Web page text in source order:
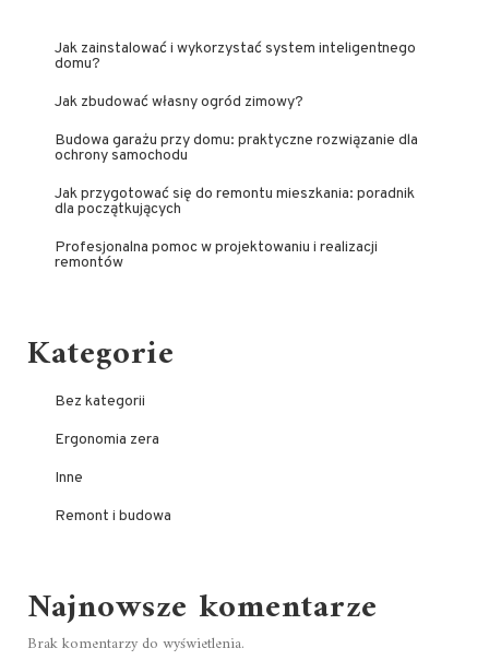
Jak zainstalować i wykorzystać system inteligentnego
domu?
Jak zbudować własny ogród zimowy?
Budowa garażu przy domu: praktyczne rozwiązanie dla
ochrony samochodu
Jak przygotować się do remontu mieszkania: poradnik
dla początkujących
Profesjonalna pomoc w projektowaniu i realizacji
remontów
Kategorie
Bez kategorii
Ergonomia zera
Inne
Remont i budowa
Najnowsze komentarze
Brak komentarzy do wyświetlenia.